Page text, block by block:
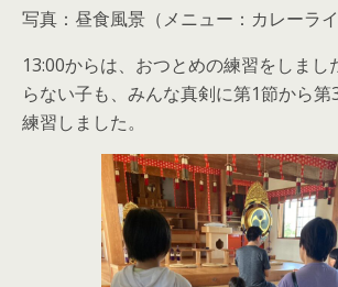
写真：昼食風景（メニュー：カレーライ
13:00からは、おつとめの練習をしまし
らない子も、みんな真剣に第1節から第
練習しました。